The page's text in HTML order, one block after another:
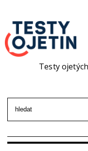
Testy